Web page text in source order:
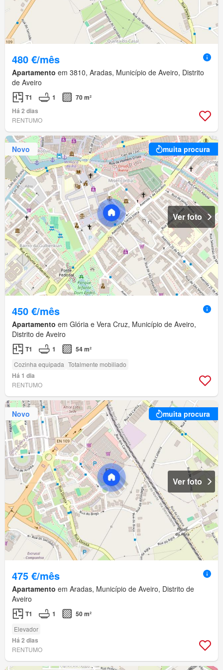
480 €/mês
Apartamento em 3810, Aradas, Município de Aveiro, Distrito
de Aveiro
T1 1
70 m²
Há 2 dias
RENTUMO
Novo muita procura
Ver foto
450 €/mês
Apartamento em Glória e Vera Cruz, Município de Aveiro,
Distrito de Aveiro
T1 1 54 m²
Cozinha equipada Totalmente mobiliado
Há 1 dia
RENTUMO
Novo muita procura
Ver foto
475 €/mês
Apartamento em Aradas, Município de Aveiro, Distrito de
Aveiro
T1 1 50 m²
Elevador
Há 2 dias
RENTUMO